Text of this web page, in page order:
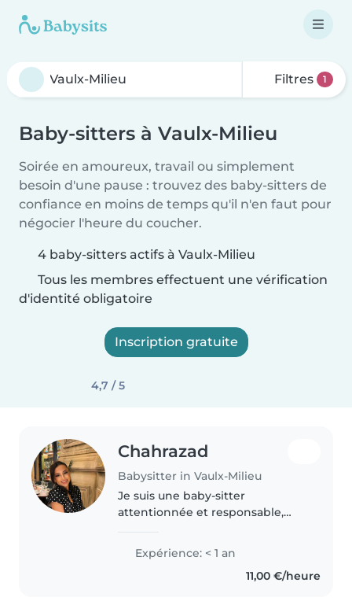
Filtres 1
Baby-sitters à Vaulx-Milieu
Soirée en amoureux, travail ou simplement
besoin d'une pause : trouvez des baby-sitters de
confiance en moins de temps qu'il n'en faut pour
négocier l'heure du coucher.
4 baby-sitters actifs à Vaulx-Milieu
Tous les membres effectuent une vérification
d'identité obligatoire
Inscription gratuite
4,7 / 5
Chahrazad
Babysitter in Vaulx-Milieu
Je suis une baby-sitter
attentionnée et responsable,
enfants avec humour et sérieux.
Titulaire du secourisme, je
maîtrise les bases des travaux
Expérience: < 1 an
11,00 €/heure